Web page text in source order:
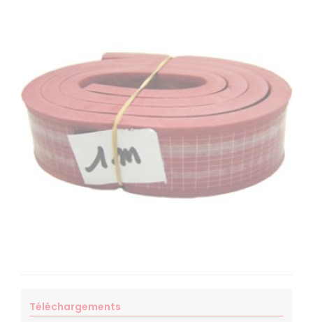
Téléchargements